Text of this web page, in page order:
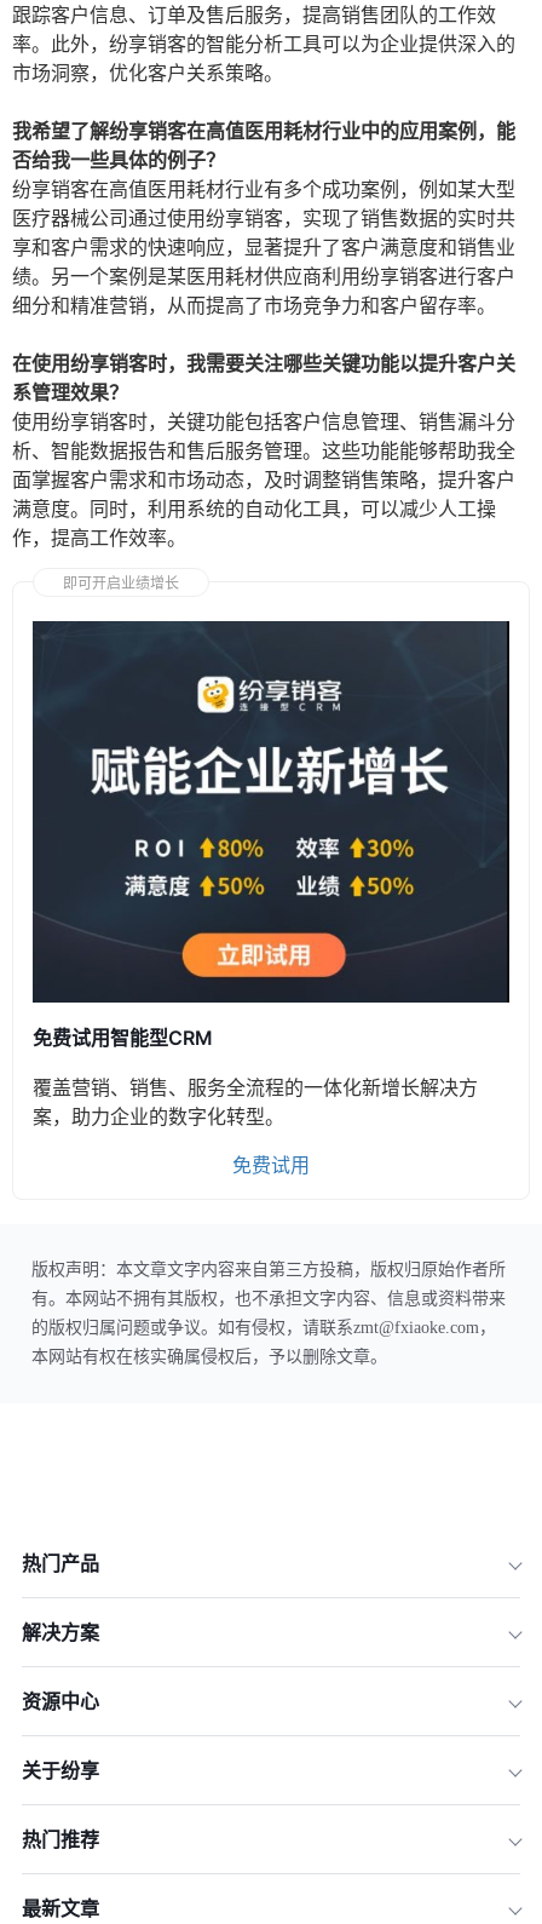
跟踪客户信息、订单及售后服务，提高销售团队的工作效
率。此外，纷享销客的智能分析工具可以为企业提供深入的
市场洞察，优化客户关系策略。
我希望了解纷享销客在高值医用耗材行业中的应用案例，能
否给我一些具体的例子？
纷享销客在高值医用耗材行业有多个成功案例，例如某大型
医疗器械公司通过使用纷享销客，实现了销售数据的实时共
享和客户需求的快速响应，显著提升了客户满意度和销售业
绩。另一个案例是某医用耗材供应商利用纷享销客进行客户
细分和精准营销，从而提高了市场竞争力和客户留存率。
在使用纷享销客时，我需要关注哪些关键功能以提升客户关
系管理效果？
使用纷享销客时，关键功能包括客户信息管理、销售漏斗分
析、智能数据报告和售后服务管理。这些功能能够帮助我全
面掌握客户需求和市场动态，及时调整销售策略，提升客户
满意度。同时，利用系统的自动化工具，可以减少人工操
作，提高工作效率。
即可开启业绩增长
免费试用智能型CRM
覆盖营销、销售、服务全流程的一体化新增长解决方
案，助力企业的数字化转型。
免费试用
版权声明：本文章文字内容来自第三方投稿，版权归原始作者所
有。本网站不拥有其版权，也不承担文字内容、信息或资料带来
的版权归属问题或争议。如有侵权，请联系zmt@fxiaoke.com，
本网站有权在核实确属侵权后，予以删除文章。
热门产品
解决方案
资源中心
关于纷享
热门推荐
最新文章